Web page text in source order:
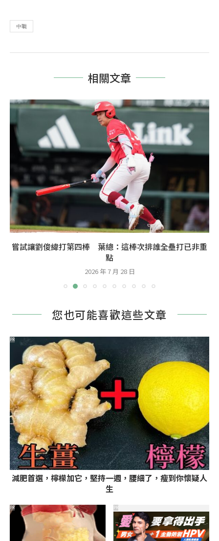
中職
相關文章
嘗試讓劉俊緯打第四棒 葉總：這棒次排誰全壘打已非重
點
2026 年 7 月 28 日
您也可能喜歡這些文章
減肥首選，檸檬加它，堅持一週，腰細了，瘦到你懷疑人
生
PR
PR PR